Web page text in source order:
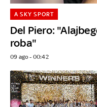
Del Piero:
roba"
A SKY SPORT
09 ago - 00:42